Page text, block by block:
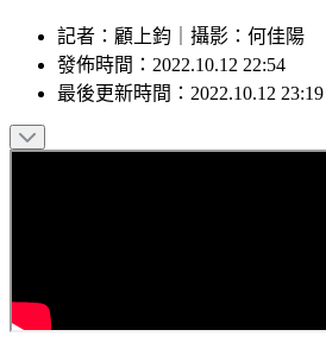
記者 ： 顧上鈞 攝影 ： 何佳陽
發佈時間： 2022.10.12 22:54
最後更新時間： 2022.10.12 23:19